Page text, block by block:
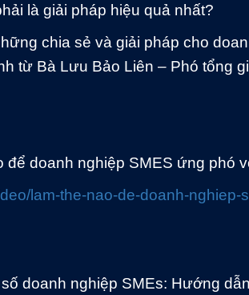
là giải pháp hiệu quả nhất?
chia sẻ và giải pháp cho
từ Bà Lưu Bảo Liên – Phó tổng
để doanh nghiệp SMES ứng phó
lam-the-nao-de-doanh-
doanh nghiệp SMEs: Hướng